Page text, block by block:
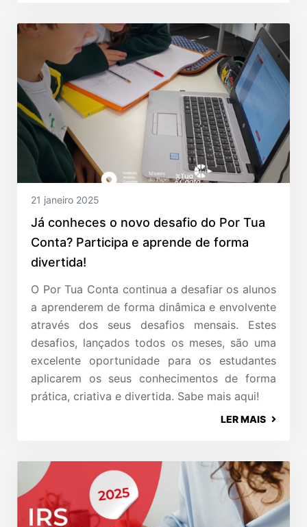
21 janeiro 2025
Já conheces o novo desafio do Por Tua
Conta? Participa e aprende de forma
divertida!
O Por Tua Conta continua a desafiar os alunos
a aprenderem de forma dinâmica e envolvente
através dos seus desafios mensais. Estes
desafios, lançados todos os meses, são uma
excelente oportunidade para os estudantes
aplicarem os seus conhecimentos de forma
prática, criativa e divertida. Sabe mais aqui!
LER MAIS